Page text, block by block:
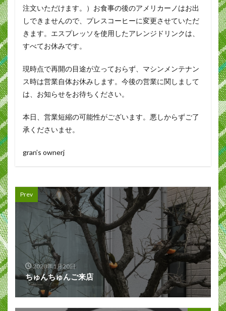
注文いただけます。）お食事の後のアメリカーノはお出
しできませんので、プレスコーヒーに変更させていただ
きます。エスプレッソを使用したアレンジドリンクは、
すべてお休みです。
現時点で再開の目途が立っておらず、マシンメンテナン
ス時は営業自体お休みします。今後の営業に関しまして
は、お知らせをお待ちください。
本日、営業短縮の可能性がございます。悪しからずご了
承くださいませ。
gran’s ownerj
Prev
2020年1月20日
ちゅんちゅんご来店